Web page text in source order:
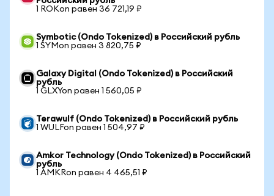
1 ROKon равен 36 721,19 ₽
Symbotic (Ondo Tokenized) в Российский рубль
1 SYMon равен 3 820,75 ₽
Galaxy Digital (Ondo Tokenized) в Российский
рубль
1 GLXYon равен 1 560,05 ₽
Terawulf (Ondo Tokenized) в Российский рубль
1 WULFon равен 1 504,97 ₽
Amkor Technology (Ondo Tokenized) в Российский
рубль
1 AMKRon равен 4 465,51 ₽